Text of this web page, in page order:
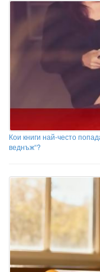
Кои книги най-често
веднъж“?